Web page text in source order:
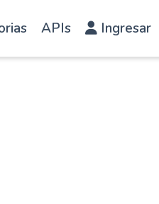
APIs Ingresar